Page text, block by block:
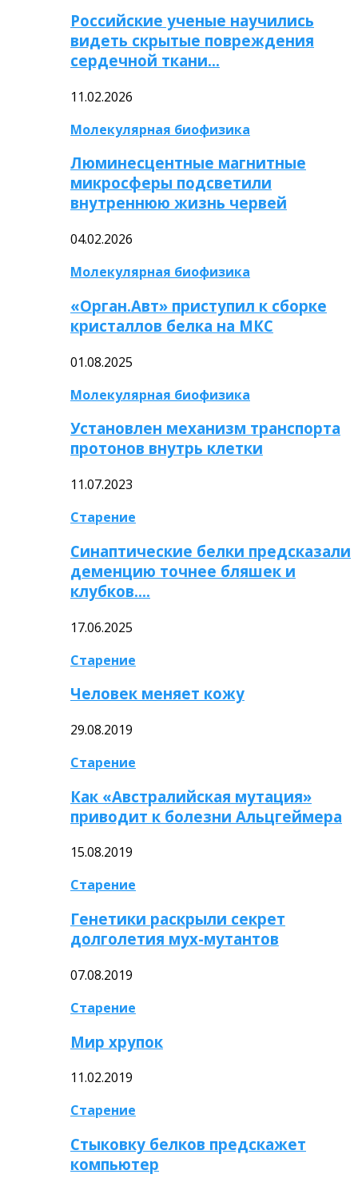
Российские ученые научились
видеть скрытые повреждения
сердечной ткани…
11.02.2026
Молекулярная биофизика
Люминесцентные магнитные
микросферы подсветили
внутреннюю жизнь червей
04.02.2026
Молекулярная биофизика
«Орган.Авт» приступил к сборке
кристаллов белка на МКС
01.08.2025
Молекулярная биофизика
Установлен механизм транспорта
протонов внутрь клетки
11.07.2023
Старение
Синаптические белки предсказали
деменцию точнее бляшек и
клубков….
17.06.2025
Старение
Человек меняет кожу
29.08.2019
Старение
Как «Австралийская мутация»
приводит к болезни Альцгеймера
15.08.2019
Старение
Генетики раскрыли секрет
долголетия мух-мутантов
07.08.2019
Старение
Мир хрупок
11.02.2019
Старение
Стыковку белков предскажет
компьютер